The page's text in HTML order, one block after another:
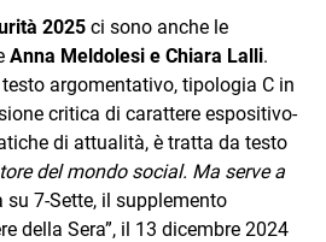
2025 ci sono anche le
Anna Meldolesi e Chiara Lalli.
argomentativo, tipologia C in
critica di carattere espositivo-
di attualità, è tratta da testo
del mondo social. Ma serve a
su 7-Sette, il supplemento
della Sera”, il 13 dicembre 2024